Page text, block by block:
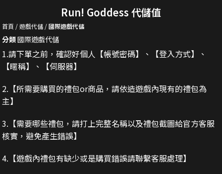
Run! Goddess 代儲值
首頁 遊戲代儲 國際遊戲代儲
分類國際遊戲代儲
1.請下單之前，確認好個人【帳號密碼】、【登入方式】、
【暱稱】、【伺服器】
2. 【所需要購買的禮包or商品，請依造遊戲內現有的禮包為
主】
3. 【需要哪些禮包，請打上完整名稱以及禮包截圖給官方客服
核實，避免產生錯誤】
4.【遊戲內禮包有缺少或是購買錯誤請聯繫客服處理】